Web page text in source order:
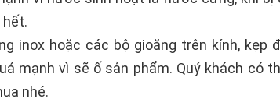
hết.
inox hoặc các bộ gioăng trên kính, kẹp
mạnh vì sẽ ố sản phẩm. Quý khách có
nhé.